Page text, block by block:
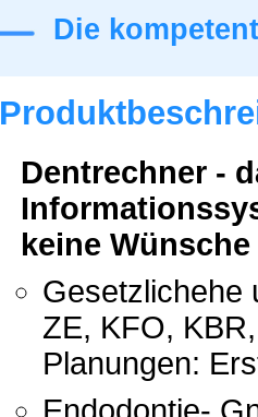
Die
Dentrechner -
keine
Gesetzlichehe
ZE, KFO,
Planungen: